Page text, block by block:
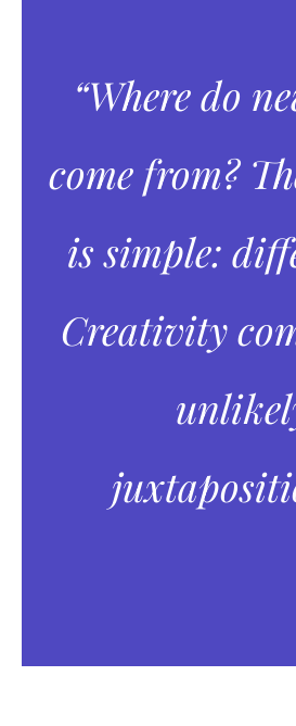
“Where do
come from?
is simple:
Creativity